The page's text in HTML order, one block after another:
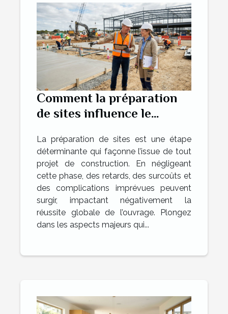
Comment la préparation
de sites influence le
construction ?
La préparation de sites est une étape
déterminante qui façonne l’issue de tout
projet de construction. En négligeant
cette phase, des retards, des surcoûts et
des complications imprévues peuvent
surgir, impactant négativement la
réussite globale de l’ouvrage. Plongez
dans les aspects majeurs qui...